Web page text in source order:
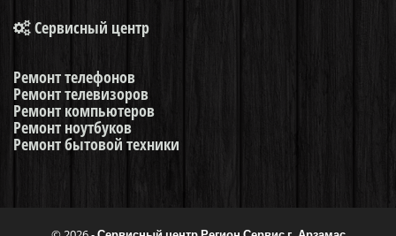
Сервисный центр
Ремонт телефонов
Ремонт телевизоров
Ремонт компьютеров
Ремонт ноутбуков
Ремонт бытовой техники